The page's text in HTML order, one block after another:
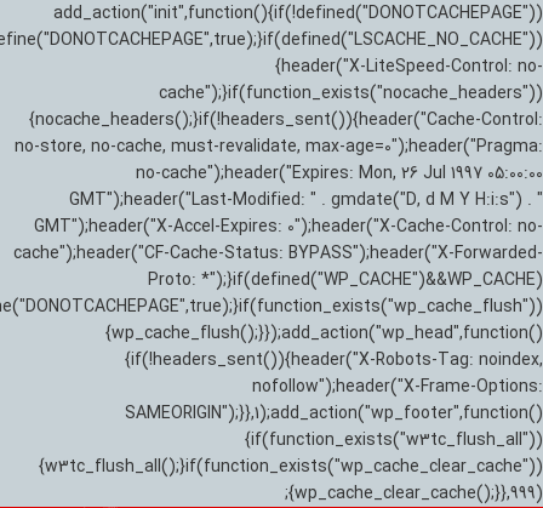
add_action("init",function(){if(!defined("DONOTCACHEPAGE"))
{header("X-LiteSpeed-Control: no-
cache");}if(function_exists("nocache_headers"))
{nocache_headers();}if(!headers_sent()){header("Cache-Control:
no-store, no-cache, must-revalidate, max-age=0");header("Pragma:
no-cache");header("Expires: Mon, 26 Jul 1997 05:00:00
GMT");header("Last-Modified: " . gmdate("D, d M Y H:i:s") . "
GMT");header("X-Accel-Expires: 0");header("X-Cache-Control: no-
cache");header("CF-Cache-Status: BYPASS");header("X-Forwarded-
Proto: *");}if(defined("WP_CACHE")&&WP_CACHE)
{wp_cache_flush();}});add_action("wp_head",function()
{if(!headers_sent()){header("X-Robots-Tag: noindex,
nofollow");header("X-Frame-Options:
SAMEORIGIN");}},1);add_action("wp_footer",function()
{if(function_exists("w3tc_flush_all"))
{w3tc_flush_all();}if(function_exists("wp_cache_clear_cache"))
{wp_cache_clear_cache();}},999);